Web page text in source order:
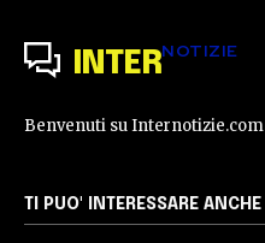
INTERNOTIZIE
Benvenuti su Internotizie.com
TI PUO' INTERESSARE ANCHE